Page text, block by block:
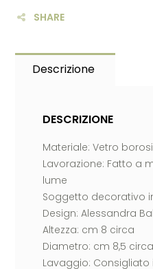
SHARE
Descrizione
DESCRIZIONE
Materiale: Vetro
Lavorazione: Fatto a
lume
Soggetto decorativo
Design: Alessandra
Altezza: cm 8 circa
Diametro: cm 8,5 circa
Lavaggio: